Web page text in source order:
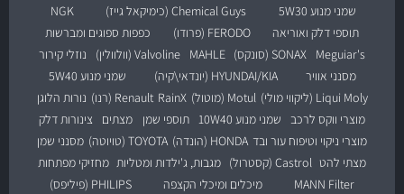
שמני מנוע 5W30 Chemical Guys (כימיקאל גייז)
NGK
תוספי דלק ואוריאה
FERODO (פרודו)
כפפות ספוגים ומברשות
Meguiar's
SONAX (סונקס) MAHLE Valvoline (וולוולין)
נוזלי קירור
מסנני אוויר
HYUNDAI/KIA (יונדאי\קיה)
שמני מנוע 5W40
Liqui Moly (ליקווי מולי)
Motul (מוטול) RainX Renault (רנו)
נורות הלוגן
מוצרי ווקס לרכב
שמני מנוע 10W40 תוספי שמן מצתים
צינורות דלק
מוצרי ניקוי וטיפוח עור ובד HONDA (הונדה) TOYOTA (טויוטה)
מסנני שמן
מצתי להט Castrol (קסטרול) מגבות, ג'ילדות ומטליות מחזיקי מפתחות
MANN Filter
מיכלים ומיכלי הקצפה
PHILIPS (פיליפס)